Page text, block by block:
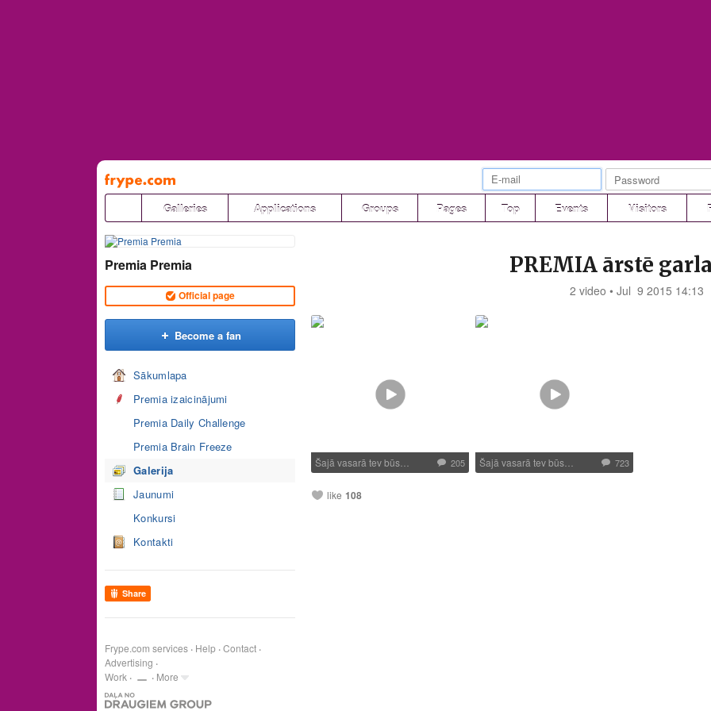
Pāriet
uz
saturu
Galleries Applications Groups Pages Top Events Visitors
Premia Premia
Official page
Become a fan
Sākumlapa
Premia izaicinājumi
Premia Daily Challenge
Premia Brain Freeze
Galerija
Jaunumi
Konkursi
Kontakti
Share
Frype.com services Help Contact
Advertising
Work
More
PREMIA ārstē
2 video • Jul 9 2015 14:13
Šajā vasarā tev būs… 205 Šajā vasarā tev būs… 723
like 108